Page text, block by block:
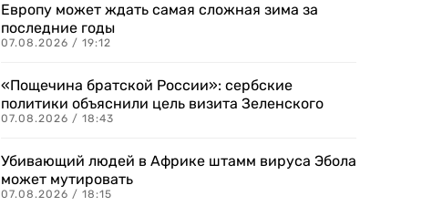
Европу может ждать самая сложная зима за
последние годы
07.08.2026 / 19:12
«Пощечина братской России»: сербские
политики объяснили цель визита Зеленского
07.08.2026 / 18:43
Убивающий людей в Африке штамм вируса Эбола
может мутировать
07.08.2026 / 18:15